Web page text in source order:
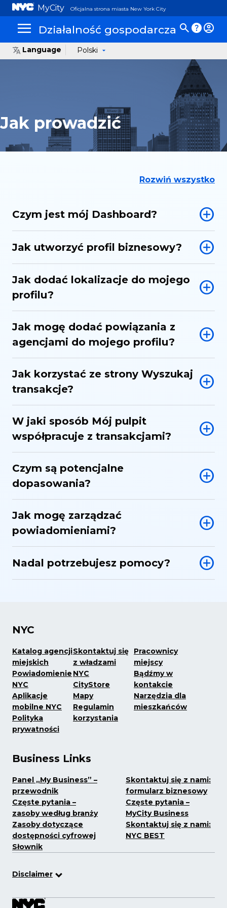
MyCity Oficjalna strona miasta New York City
Działalność gospodarcza
Language Polski
Jak prowadzić
Rozwiń wszystko
Czym jest mój Dashboard?
Jak utworzyć profil biznesowy?
Jak dodać lokalizacje do mojego
profilu?
Jak mogę dodać powiązania z
agencjami do mojego profilu?
Jak korzystać ze strony Wyszukaj
transakcje?
W jaki sposób Mój pulpit
współpracuje z transakcjami?
Czym są potencjalne
dopasowania?
Jak mogę zarządzać
powiadomieniami?
Nadal potrzebujesz pomocy?
NYC
Katalog agencji
miejskich
Powiadomienie
NYC
Aplikacje
mobilne NYC
Polityka
prywatności
Skontaktuj się
z władzami
NYC
CityStore
Mapy
Regulamin
korzystania
Pracownicy
miejscy
Bądźmy w
kontakcie
Narzędzia dla
mieszkańców
Business Links
Panel „My Business” –
przewodnik
Częste pytania –
zasoby według branży
Zasoby dotyczące
dostępności cyfrowej
Słownik
Skontaktuj się z nami:
formularz biznesowy
Częste pytania –
MyCity Business
Skontaktuj się z nami:
NYC BEST
Disclaimer